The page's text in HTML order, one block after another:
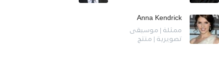
Anna Kendrick
ممثلة | موسيقى
تصويرية | منتج